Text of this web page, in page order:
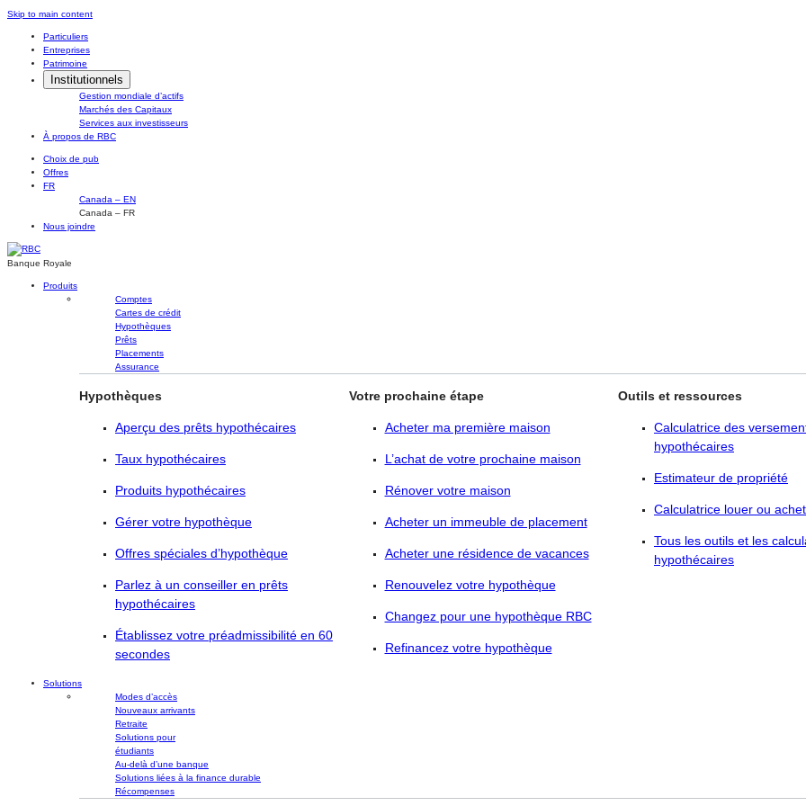
Skip
content
Skip to main content
Particuliers
Entreprises
Patrimoine
Institutionnels
Gestion mondiale d’actifs
Marchés des Capitaux
Services aux investisseurs
À propos de RBC
Choix de pub
Offres
FR
Canada – EN
Canada – FR
Nous joindre
Banque Royale
Produits
Comptes
Cartes de crédit
Hypothèques
Prêts
Placements
Assurance
Hypothèques
Aperçu des prêts hypothécaires
Taux hypothécaires
Produits hypothécaires
Gérer votre hypothèque
Offres spéciales d’hypothèque
Parlez à un conseiller en prêts
hypothécaires
Établissez votre préadmissibilité en 60
secondes
Votre prochaine étape
Acheter ma première maison
L’achat de votre prochaine maison
Rénover votre maison
Acheter un immeuble de placement
Acheter une résidence de vacances
Renouvelez votre hypothèque
Changez pour une hypothèque RBC
Refinancez votre hypothèque
Outils et ressources
Calculatrice des
hypothécaires
Estimateur de propriété
Calculatrice louer ou
Tous les outils et les
hypothécaires
Solutions
Modes d’accès
Nouveaux arrivants
Retraite
Solutions pour
étudiants
Au-delà d’une banque
Solutions liées à la finance durable
Récompenses